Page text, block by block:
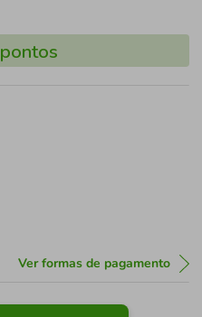
pontos
Ver formas de pagamento